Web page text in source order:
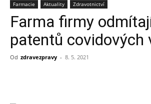
Farmacie
Aktuality Zdravotnictví
Farma firmy
patentů covidových
Od zdravezpravy - 8. 5. 2021